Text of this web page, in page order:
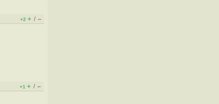
+2 + / –
+1 + / –